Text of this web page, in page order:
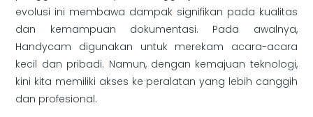
evolusi ini membawa dampak signifikan pada kualitas
dan kemampuan dokumentasi. Pada awalnya,
Handycam digunakan untuk merekam acara-acara
kecil dan pribadi. Namun, dengan kemajuan teknologi,
kini kita memiliki akses ke peralatan yang lebih canggih
dan profesional.